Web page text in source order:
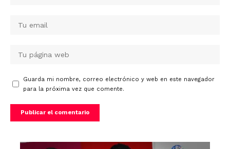
Guarda mi nombre, correo electrónico y web en este navegador
para la próxima vez que comente.